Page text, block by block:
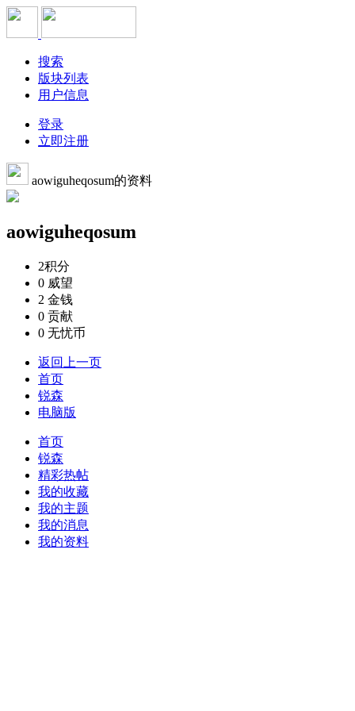
搜索
版块列表
用户信息
登录
立即注册
aowiguheqosum的资料
aowiguheqosum
2积分
0 威望
2 金钱
0 贡献
0 无忧币
返回上一页
首页
锐森
电脑版
首页
锐森
精彩热帖
我的收藏
我的主题
我的消息
我的资料